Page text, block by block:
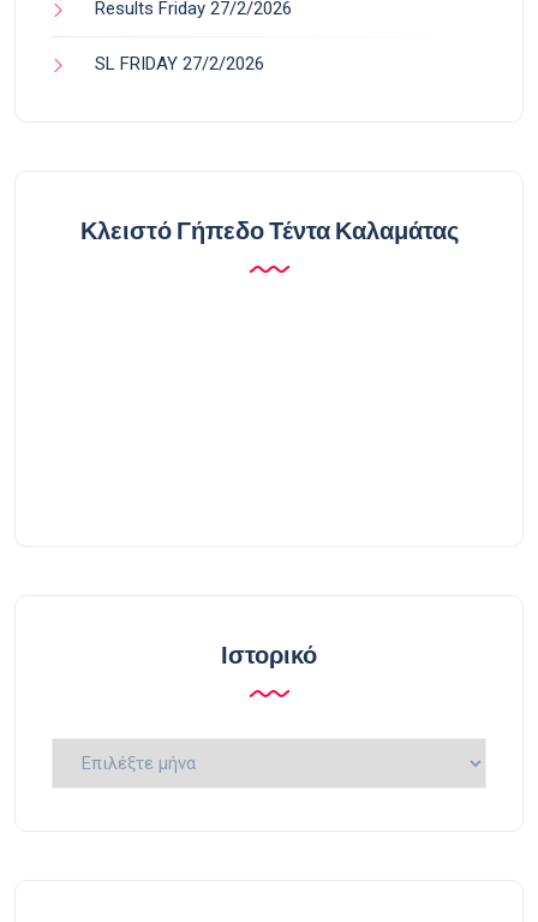
Results Friday 27/2/2026
SL FRIDAY 27/2/2026
Κλειστό Γήπεδο Τέντα Καλαμάτας
Ιστορικό
Ιστορικό